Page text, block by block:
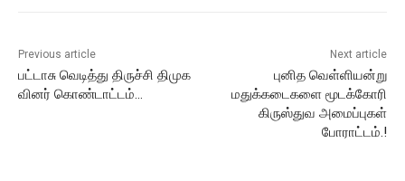
Previous article
பட்டாசு வெடித்து திருச்சி திமுக
வினர் கொண்டாட்டம்…
Next article
புனித வெள்ளியன்று
மதுக்கடைகளை மூடக்கோரி
கிருஸ்துவ அமைப்புகள்
போராட்டம்.!